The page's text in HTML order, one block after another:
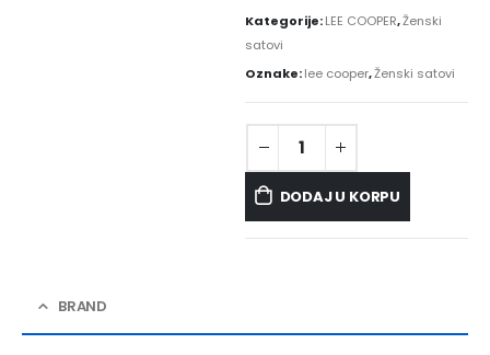
Kategorije:LEE COOPER,Ženski
satovi
Oznake:lee cooper,Ženski satovi
DODAJ U KORPU
BRAND